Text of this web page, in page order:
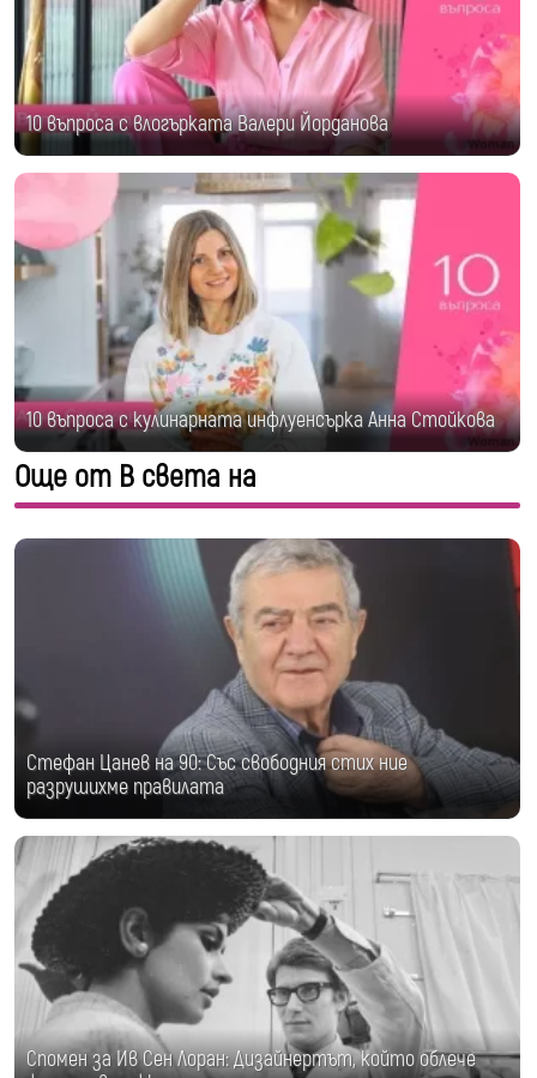
10 въпроса с влогърката Валери Йорданова
10 въпроса с кулинарната инфлуенсърка Анна Стойкова
Още от В света на
Стефан Цанев на 90: Със свободния стих ние
разрушихме правилата
Спомен за Ив Сен Лоран: Дизайнертът, който облече